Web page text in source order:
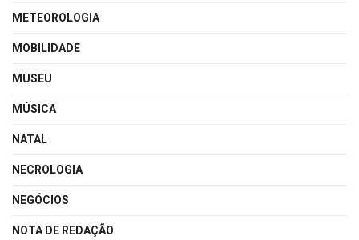
METEOROLOGIA
MOBILIDADE
MUSEU
MÚSICA
NATAL
NECROLOGIA
NEGÓCIOS
NOTA DE REDAÇÃO